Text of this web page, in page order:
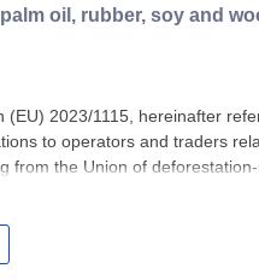
oil, rubber, soy and
2023/1115, hereinafter
to operators and traders
from the Union of